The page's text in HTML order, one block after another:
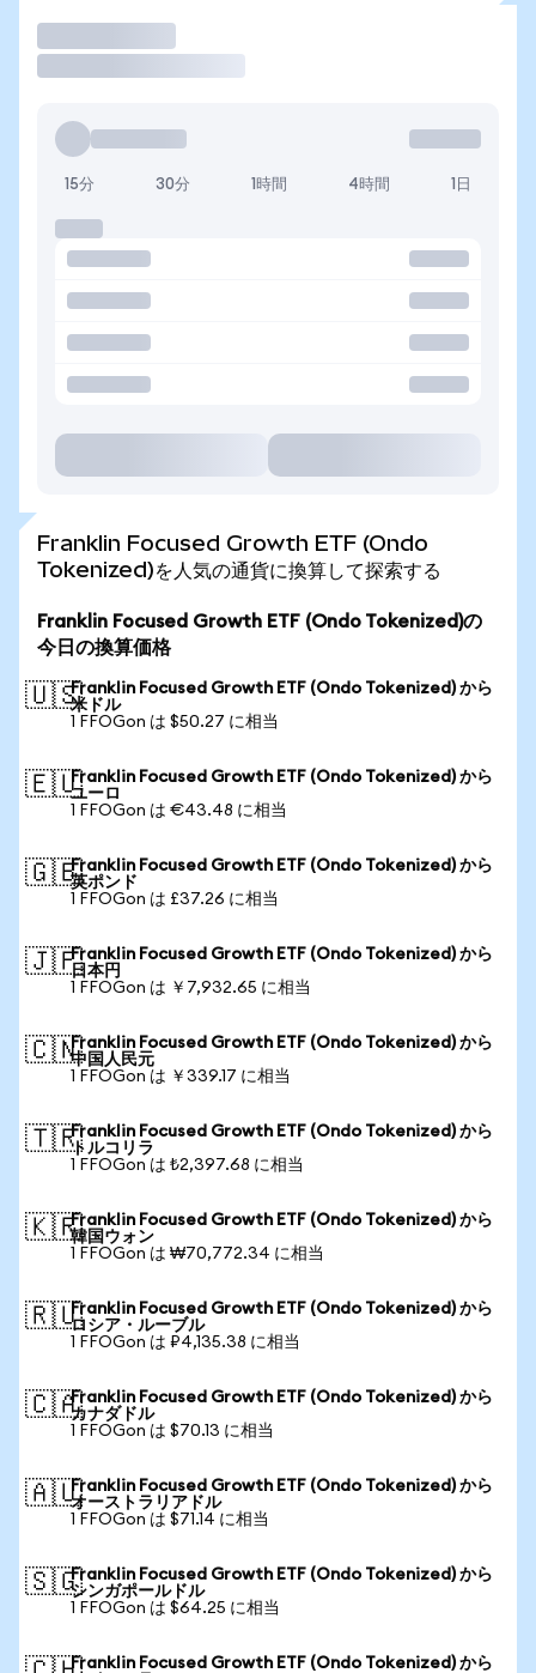
15分 30分 1時間 4時間 1日
Franklin Focused Growth ETF (Ondo
Tokenized)を人気の通貨に換算して探索する
Franklin Focused Growth ETF (Ondo Tokenized)の
今日の換算価格
🇺🇸Franklin Focused Growth ETF (Ondo Tokenized) から
米ドル
1 FFOGon は $50.27 に相当
🇪🇺Franklin Focused Growth ETF (Ondo Tokenized) から
ユーロ
1 FFOGon は €43.48 に相当
🇬🇧Franklin Focused Growth ETF (Ondo Tokenized) から
英ポンド
1 FFOGon は £37.26 に相当
🇯🇵Franklin Focused Growth ETF (Ondo Tokenized) から
日本円
1 FFOGon は ￥7,932.65 に相当
🇨🇳Franklin Focused Growth ETF (Ondo Tokenized) から
中国人民元
1 FFOGon は ￥339.17 に相当
🇹🇷Franklin Focused Growth ETF (Ondo Tokenized) から
トルコリラ
1 FFOGon は ₺2,397.68 に相当
🇰🇷Franklin Focused Growth ETF (Ondo Tokenized) から
韓国ウォン
1 FFOGon は ₩70,772.34 に相当
🇷🇺Franklin Focused Growth ETF (Ondo Tokenized) から
ロシア・ルーブル
1 FFOGon は ₽4,135.38 に相当
🇨🇦Franklin Focused Growth ETF (Ondo Tokenized) から
カナダドル
1 FFOGon は $70.13 に相当
🇦🇺Franklin Focused Growth ETF (Ondo Tokenized) から
オーストラリアドル
1 FFOGon は $71.14 に相当
🇸🇬Franklin Focused Growth ETF (Ondo Tokenized) から
シンガポールドル
1 FFOGon は $64.25 に相当
Franklin Focused Growth ETF (Ondo Tokenized) から